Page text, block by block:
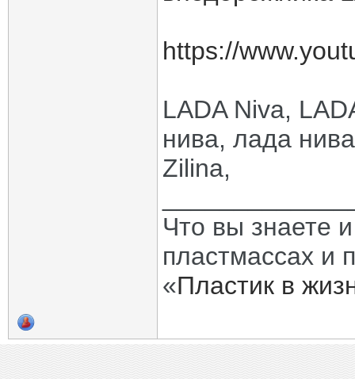
https://
LADA Niva,
нива, лада
Zilina,
Что вы знаете
пластмассах и
«Пластик в